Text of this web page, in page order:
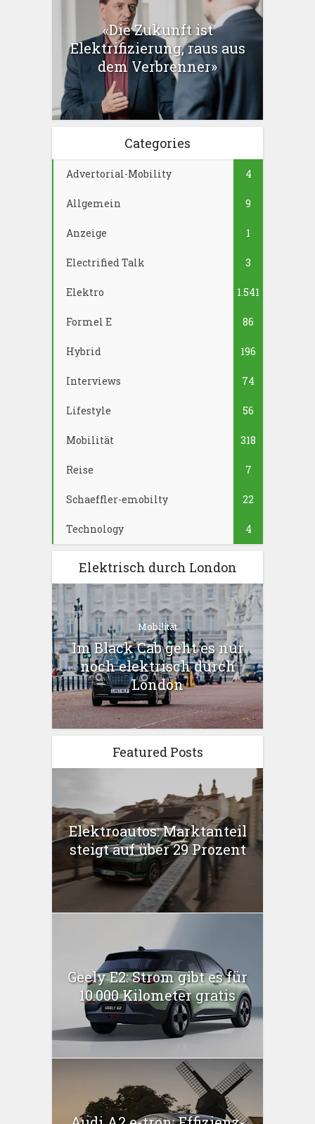
«Die Zukunft ist
Elektrifizierung, raus aus
dem Verbrenner»
Categories
Advertorial-Mobility 4
Allgemein 9
Anzeige 1
Electrified Talk 3
Elektro 1.541
Formel E 86
Hybrid 196
Interviews 74
Lifestyle 56
Mobilität 318
Reise 7
Schaeffler-emobilty 22
Technology 4
Elektrisch durch London
Mobilität
Im Black Cab geht es nur
noch elektrisch durch
London
Featured Posts
Elektroautos: Marktanteil
steigt auf über 29 Prozent
Geely E2: Strom gibt es für
10.000 Kilometer gratis